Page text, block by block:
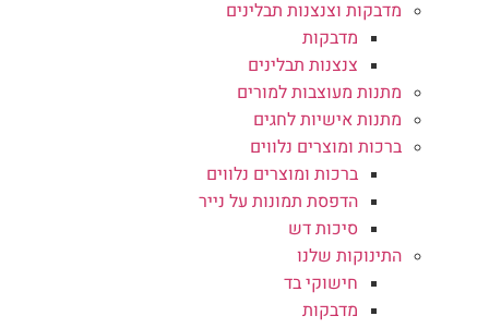
מדבקות וצנצנות תבלינים
מדבקות
צנצנות תבלינים
מתנות מעוצבות למורים
מתנות אישיות לחגים
ברכות ומוצרים נלווים
ברכות ומוצרים נלווים
הדפסת תמונות על נייר
סיכות דש
התינוקות שלנו
חישוקי בד
מדבקות